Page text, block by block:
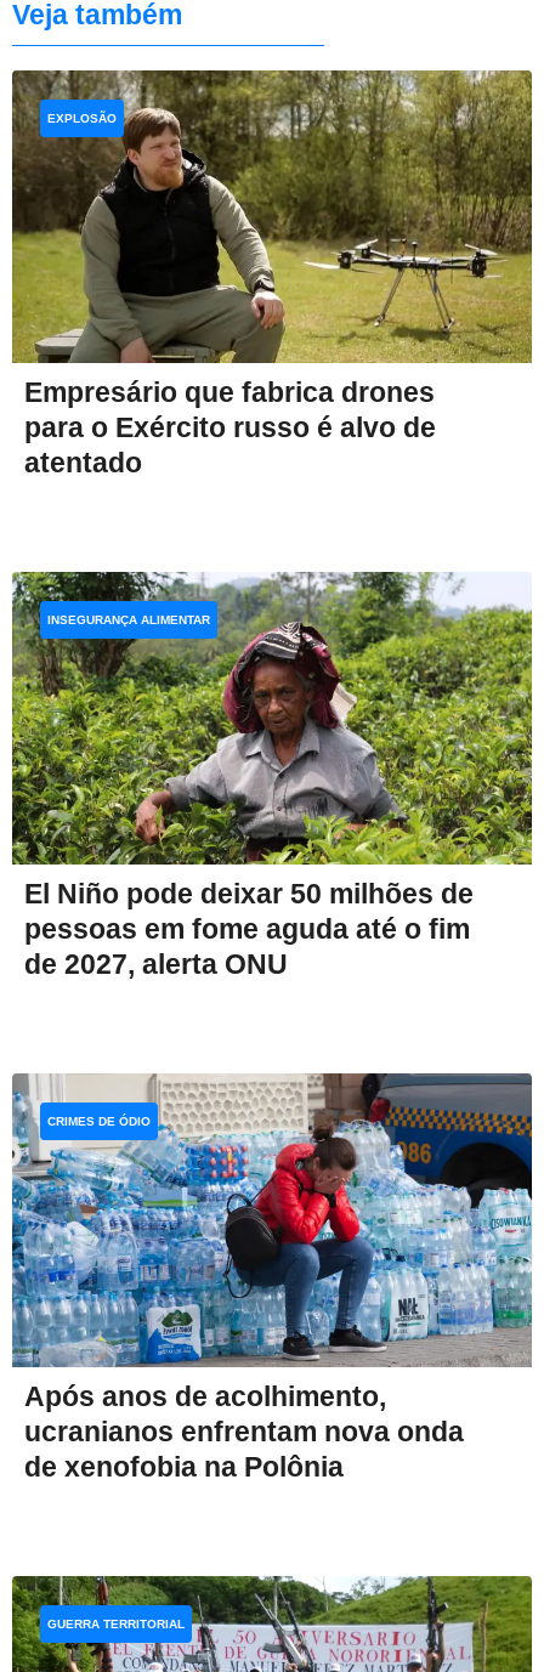
Veja também
Empresário que fabrica drones
para o Exército russo é alvo de
atentado
EXPLOSÃO
El Niño pode deixar 50 milhões de
pessoas em fome aguda até o fim
de 2027, alerta ONU
INSEGURANÇA ALIMENTAR
Após anos de acolhimento,
ucranianos enfrentam nova onda
de xenofobia na Polônia
CRIMES DE ÓDIO
GUERRA TERRITORIAL